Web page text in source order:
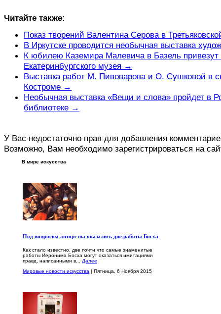
Читайте также:
Показ творений Валентина Серова в
В Иркутске проводится необычная выставка
К юбилею Каземира Малевича в Базель привезут
Екатеринбургского музея →
Выставка работ М. Пивоварова и О. Сушковой в
Костроме →
Необычная выставка «Вещи и слова» пройдет в
библиотеке →
У Вас недостаточно прав для добавления
Возможно, Вам необходимо зарегистрироваться на
В мире искусства
Под вопросом авторства оказались две работы Босха
Как стало известно, две почти что самые знаменитые
работы Иеронима Босха могут оказаться имитациями
правд, написанными в... Далее
Мировые новости искусства | Пятница, 6 Ноября 2015